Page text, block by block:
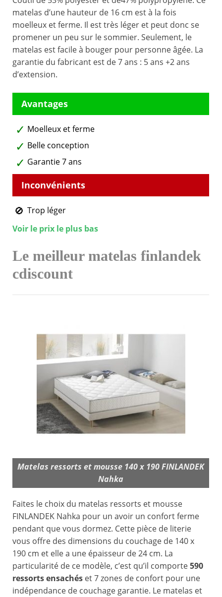
matelas d’une hauteur de 16 cm est à la fois
moelleux et ferme. Il est très léger et peut donc se
promener un peu sur le sommier. Seulement, le
matelas est facile à bouger pour personne âgée. La
garantie du fabricant est de 7 ans : 5 ans +2 ans
d’extension.
Moelleux et ferme
Belle conception
Garantie 7 ans
Trop léger
Voir le prix le plus bas
Le meilleur matelas finlandek
cdiscount
Matelas ressorts et mousse 140 x 190 FINLANDEK
Nahka
Faites le choix du matelas ressorts et mousse
FINLANDEK Nahka pour un avoir un confort ferme
pendant que vous dormez. Cette pièce de literie
vous offre des dimensions du couchage de 140 x
190 cm et elle a une épaisseur de 24 cm. La
particularité de ce modèle, c’est qu’il comporte590
ressorts ensachés et 7 zones de confort pour une
indépendance de couchage garantie. Le matelas et